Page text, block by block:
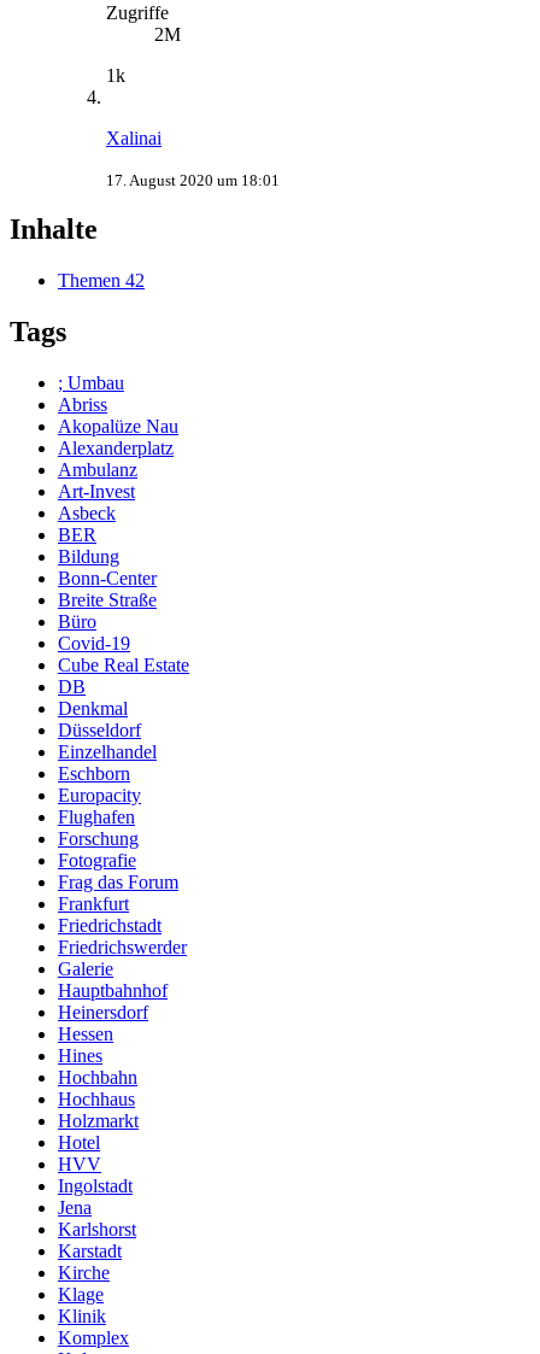
Zugriffe
2M
1k
Xalinai
17. August 2020 um 18:01
Inhalte
Themen 42
Tags
; Umbau
Abriss
Akopalüze Nau
Alexanderplatz
Ambulanz
Art-Invest
Asbeck
BER
Bildung
Bonn-Center
Breite Straße
Büro
Covid-19
Cube Real Estate
DB
Denkmal
Düsseldorf
Einzelhandel
Eschborn
Europacity
Flughafen
Forschung
Fotografie
Frag das Forum
Frankfurt
Friedrichstadt
Friedrichswerder
Galerie
Hauptbahnhof
Heinersdorf
Hessen
Hines
Hochbahn
Hochhaus
Holzmarkt
Hotel
HVV
Ingolstadt
Jena
Karlshorst
Karstadt
Kirche
Klage
Klinik
Komplex